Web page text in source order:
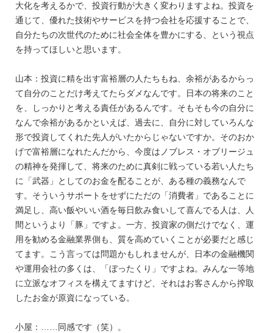
大化を考えるかで、投資行動が大きく変わりますよね。投資を
通じて、優れた技術やサービスを持つ会社を応援することで、
自分たちの次世代のために社会全体を豊かにする、という視点
を持ってほしいと思います。
山本：投資に精を出す富裕層の人たちもね、余裕があるからっ
て自分のことだけ考えてたらダメなんです。日本の将来のこと
を、しっかりと考える責任があるんです。そもそも今の自分に
なんで余裕があるかといえば、過去に、自分に対していろんな
形で投資してくれた先人がいたからじゃないですか。そのおか
げで富裕層になれたんだから、今度はノブレス・オブリージュ
の精神を発揮して、将来のために真剣に戦っている若い人たち
に「武器」としてのお金を配ることが、ある種の義務なんで
す。そういうサポートをせずにただの「消費者」であることに
満足し、高い飯やいい酒を毎日飲み食いして喜んでる人は、人
間というより「豚」ですよ。一方、投資家の側だけでなく、運
用を勧める金融業界側も、質を高めていくことが必要だと感じ
てます。こう言っては問題かもしれませんが、日本の金融機関
や運用会社の多くは、「ぼったくり」ですよね。みんな一等地
に立派なオフィスを構えてますけど、それはお客さんから搾取
したお金が原資になっている。
小屋：……同感です（笑）。